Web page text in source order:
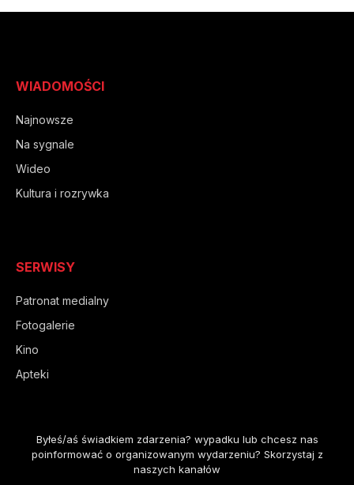
WIADOMOŚCI
Najnowsze
Na sygnale
Wideo
Kultura i rozrywka
SERWISY
Patronat medialny
Fotogalerie
Kino
Apteki
Byłeś/aś świadkiem zdarzenia? wypadku lub chcesz nas
poinformować o organizowanym wydarzeniu? Skorzystaj z
naszych kanałów